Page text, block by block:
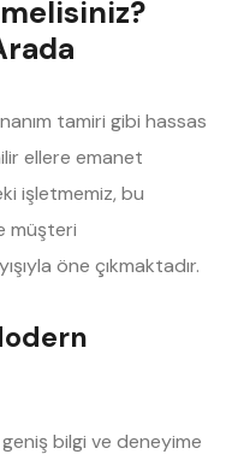
tamiri gibi hassas
ellere emanet
işletmemiz, bu
müşteri
öne çıkmaktadır.
bilgi ve deneyime